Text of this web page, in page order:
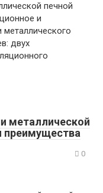
печной
и
двух
металлической
преимущества
0